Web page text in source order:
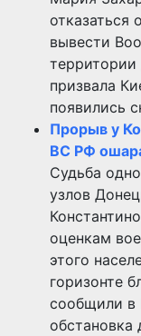
отказаться
вывести
призвала
появились
Прорыв у
ВС РФ
Судьба
узлов
оценкам
этого
горизонте
сообщили в
обстановка